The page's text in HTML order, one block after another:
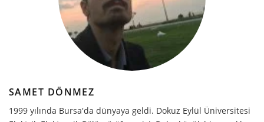
SAMET DÖNMEZ
1999 yılında Bursa'da dünyaya geldi. Dokuz Eylül Üniversitesi